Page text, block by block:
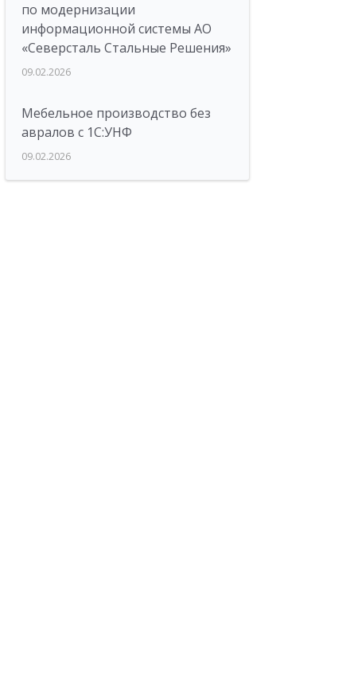
по модернизации
информационной системы АО
«Северсталь Стальные Решения»
09.02.2026
Мебельное производство без
авралов с 1С:УНФ
09.02.2026